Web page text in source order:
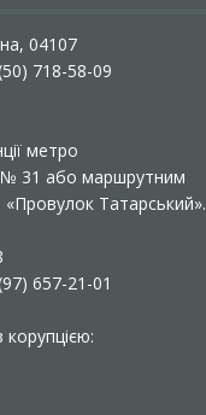
04107
718-58-09
метро
№ 31 або маршрутним
«Провулок Татарський».
657-21-01
корупцією: